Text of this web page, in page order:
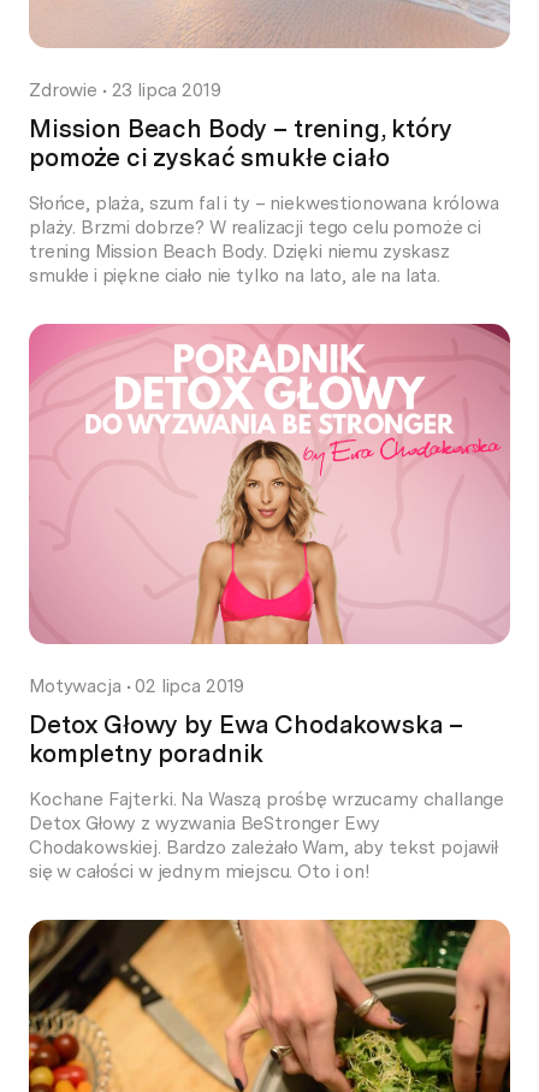
Zdrowie • 23 lipca 2019
Mission Beach Body – trening, który
pomoże ci zyskać smukłe ciało
Słońce, plaża, szum fal i ty – niekwestionowana królowa
plaży. Brzmi dobrze? W realizacji tego celu pomoże ci
trening Mission Beach Body. Dzięki niemu zyskasz
smukłe i piękne ciało nie tylko na lato, ale na lata.
Motywacja •02 lipca 2019
Detox Głowy by Ewa Chodakowska –
kompletny poradnik
Kochane Fajterki. Na Waszą prośbę wrzucamy challange
Detox Głowy z wyzwania BeStronger Ewy
Chodakowskiej. Bardzo zależało Wam, aby tekst pojawił
się w całości w jednym miejscu. Oto i on!